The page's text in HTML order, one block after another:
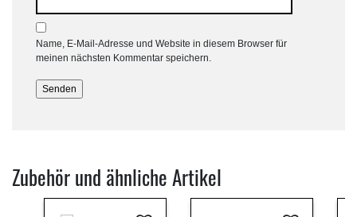
Name, E-Mail-Adresse und Website in diesem Browser für
meinen nächsten Kommentar speichern.
Zubehör und ähnliche Artikel